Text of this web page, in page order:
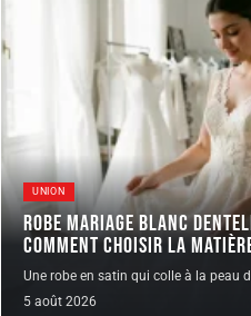
UNION
Robe Mariage blanc
comment choisir la
Une robe en satin qui colle à la peau
5 août 2026